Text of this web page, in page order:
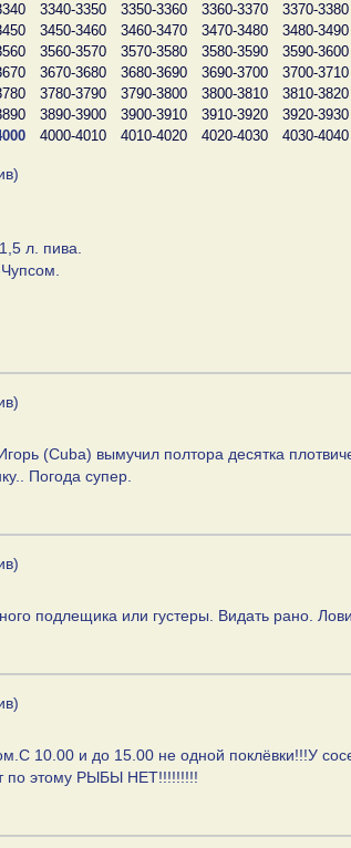
3340-3350 3350-3360 3360-3370 3370-3380
3450-3460 3460-3470 3470-3480 3480-3490
3560-3570 3570-3580 3580-3590 3590-3600
3670-3680 3680-3690 3690-3700 3700-3710
3780-3790 3790-3800 3800-3810 3810-3820
3890-3900 3900-3910 3910-3920 3920-3930
4000-4010 4010-4020 4020-4030 4030-4040
л. пива.
(Cuba) вымучил полтора десятка
Погода супер.
подлещика или густеры. Видать рано.
10.00 и до 15.00 не одной поклёвки!!!У
по этому РЫБЫ НЕТ!!!!!!!!!